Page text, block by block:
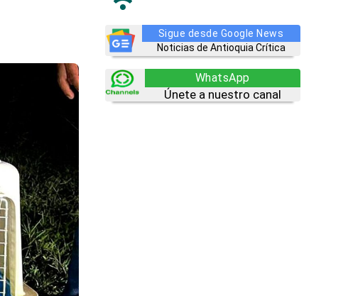
Sigue desde Google News
Noticias de Antioquia Crítica
WhatsApp
Únete a nuestro canal